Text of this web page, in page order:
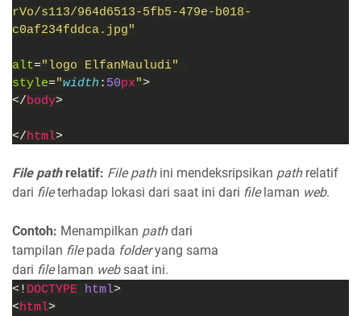
rVo/s113/964d6513-5fb5-479e-b018-
c0af234fddca.jpg"
alt="logo ElfanMauludi"
style="width : 50px">
</body>
</html>
File pathrelatif: File pathini mendeksripsikan pathrelatif
dari fileterhadap lokasi dari saat ini dari filelaman web.
Contoh: Menampilkan pathdari
tampilan filepada folderyang sama
dari filelaman websaat ini.
<! DOCTYPE html>
<html>